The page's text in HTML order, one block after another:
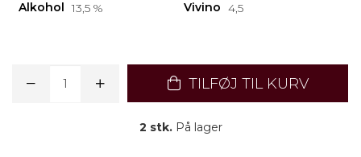
Alkohol 13,5 % Vivino 4,5
TILFØJ TIL KURV
2 stk.På lager